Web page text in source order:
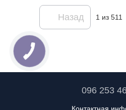
Назад 1 из 511
096 253
Контактная